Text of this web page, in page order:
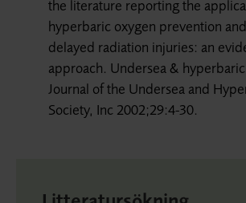
the literature reporting the
hyperbaric oxygen prevention
delayed radiation injuries: an
approach. Undersea &
Journal of the Undersea and
Society, Inc 2002;29:4-30.